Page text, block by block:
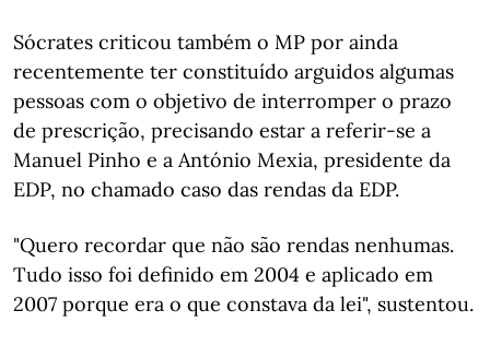
Sócrates criticou também o MP por ainda
recentemente ter constituído arguidos algumas
pessoas com o objetivo de interromper o prazo
de prescrição, precisando estar a referir-se a
Manuel Pinho e a António Mexia, presidente da
EDP, no chamado caso das rendas da EDP.
"Quero recordar que não são rendas nenhumas.
Tudo isso foi definido em 2004 e aplicado em
2007 porque era o que constava da lei", sustentou.